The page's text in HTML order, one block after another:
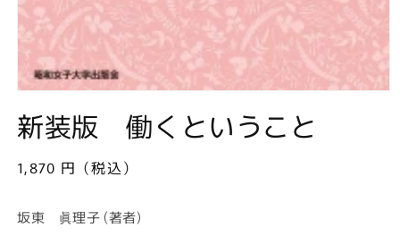
ー
ダ
で
メ
ィ
ア
新装版 働くということ
通
価
1,870 円（税込）
坂東 眞理子 (著者)